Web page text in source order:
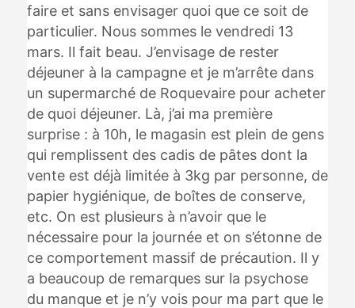
faire et sans envisager quoi que ce soit de
particulier. Nous sommes le vendredi 13
mars. Il fait beau. J’envisage de rester
déjeuner à la campagne et je m’arrête dans
un supermarché de Roquevaire pour acheter
de quoi déjeuner. Là, j’ai ma première
surprise : à 10h, le magasin est plein de gens
qui remplissent des cadis de pâtes dont la
vente est déjà limitée à 3kg par personne, de
papier hygiénique, de boîtes de conserve,
etc. On est plusieurs à n’avoir que le
nécessaire pour la journée et on s’étonne de
ce comportement massif de précaution. Il y
a beaucoup de remarques sur la psychose
du manque et je n’y vois pour ma part que le